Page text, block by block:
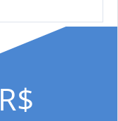
R$